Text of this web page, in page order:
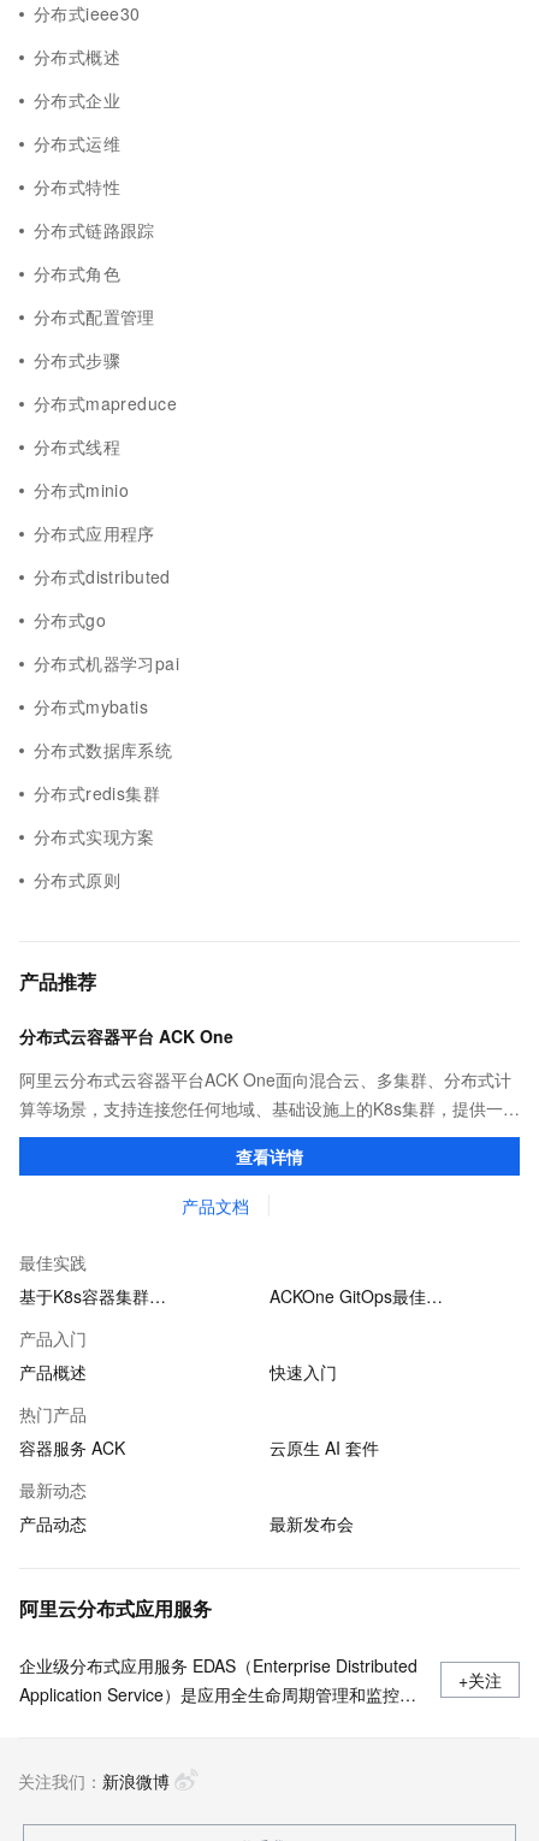
分布式ieee30
分布式概述
分布式企业
分布式运维
分布式特性
分布式链路跟踪
分布式角色
分布式配置管理
分布式步骤
分布式mapreduce
分布式线程
分布式minio
分布式应用程序
分布式distributed
分布式go
分布式机器学习pai
分布式mybatis
分布式数据库系统
分布式redis集群
分布式实现方案
分布式原则
产品推荐
分布式云容器平台 ACK One
阿里云分布式云容器平台ACK One面向混合云、多集群、分布式计
算等场景，支持连接您任何地域、基础设施上的K8s集群，提供一致
的社区兼容的API，助力管理分布式云资源。
查看详情
产品文档
最佳实践
基于K8s容器集群…
ACKOne GitOps最佳…
产品入门
产品概述
快速入门
热门产品
容器服务 ACK
云原生 AI 套件
最新动态
产品动态
最新发布会
阿里云分布式应用服务
企业级分布式应用服务 EDAS（Enterprise Distributed
Application Service）是应用全生命周期管理和监控的
的发布运行和服务治理 ，Java支持Spring Cloud、
+关注
关注我们： 新浪微博